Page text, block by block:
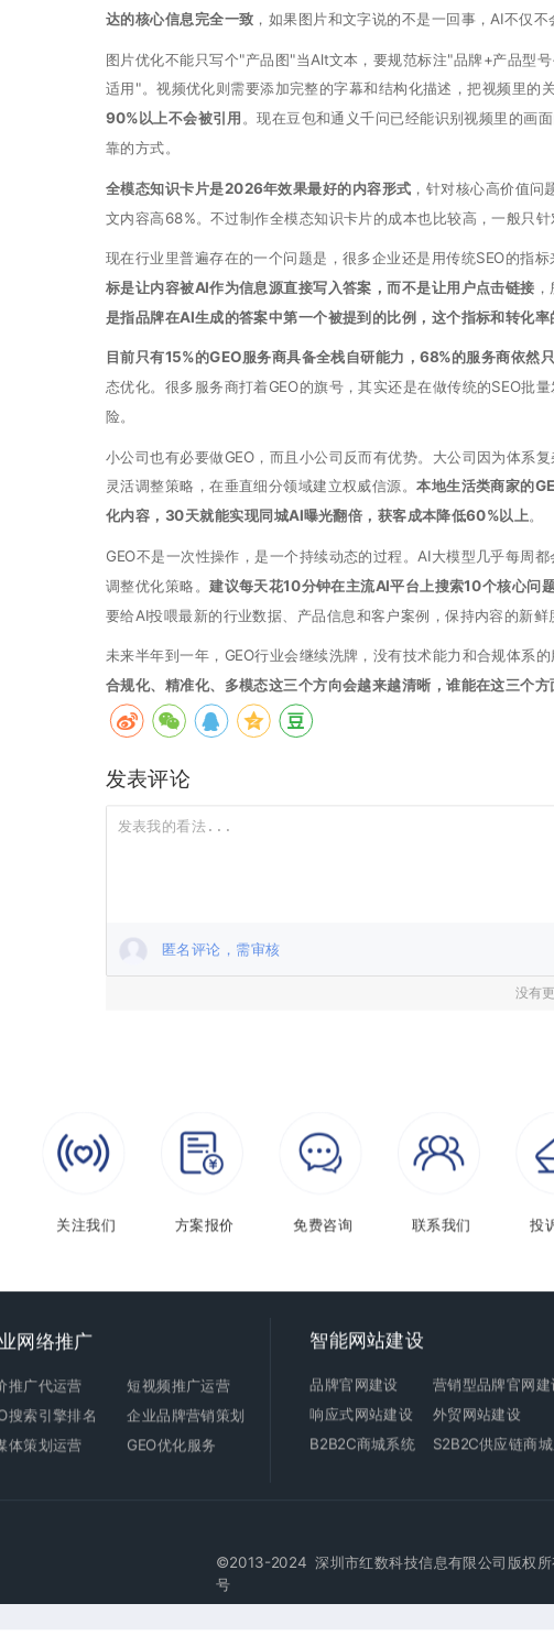
达的核心信息完全一致 ，如果图片和文字说的不是一回事，AI不仅
图片优化不能只写个"产品图"当Alt文本，要规范标注"品牌+产品型
适用"。视频优化则需要添加完整的字幕和结构化描述，把视频里的
90%以上不会被引用。现在豆包和通义千问已经能识别视频里的画
靠的方式。
全模态知识卡片是2026年效果最好的内容形式 ，针对核心高价值
文内容高68%。不过制作全模态知识卡片的成本也比较高，一般只
现在行业里普遍存在的一个问题是，很多企业还是用传统SEO的指
标是让内容被AI作为信息源直接写入答案，而不是让用户点击链接
是指品牌在AI生成的答案中第一个被提到的比例，这个指标和转化率
目前只有15%的GEO服务商具备全栈自研能力，68%的服务商依然
态优化。很多服务商打着GEO的旗号，其实还是在做传统的SEO批
险。
小公司也有必要做GEO，而且小公司反而有优势。大公司因为体系
灵活调整策略，在垂直细分领域建立权威信源。本地生活类商家的
化内容，30天就能实现同城AI曝光翻倍，获客成本降低60%以上。
GEO不是一次性操作，是一个持续动态的过程。AI大模型几乎每周
调整优化策略。建议每天花10分钟在主流AI平台上搜索10个核心问
要给AI投喂最新的行业数据、产品信息和客户案例，保持内容的新鲜
未来半年到一年，GEO行业会继续洗牌，没有技术能力和合规体系
合规化、精准化、多模态这三个方向会越来越清晰，谁能在这三个
发表评论
匿名评论，需审核
没有
关注我们 方案报价 免费咨询 投
联系我们
智能网站建设
品牌官网建设
营销型品牌官网建
外贸网站建设
B2B2C商城系统
响应式网站建设
S2B2C供应链商
网络推广
搜索引擎排名 企业品牌营销策划
GEO优化服务
体策划运营
推广代运营 短视频推广运营
©2013-2024 深圳市红数科技信息有限公司版权
号